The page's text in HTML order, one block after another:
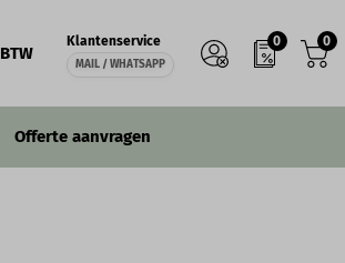
0
BTW
Klantenservice
MAIL / WHATSAPP
0
Offerte aanvragen
IN WINKELWAGEN